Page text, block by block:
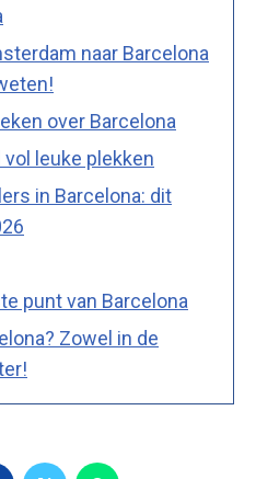
naar Barcelona
over Barcelona
leuke plekken
in Barcelona: dit
punt van Barcelona
Zowel in de